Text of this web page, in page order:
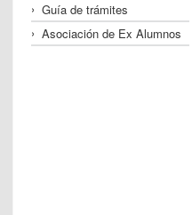
Guía de trámites
Asociación de Ex Alumnos